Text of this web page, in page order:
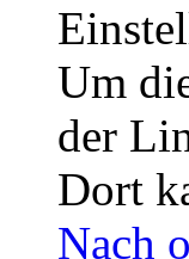
Um
der
Dort
Nach